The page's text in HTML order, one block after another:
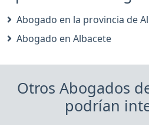
Abogado en la provincia de
Abogado en Albacete
Otros Abogados
podrían